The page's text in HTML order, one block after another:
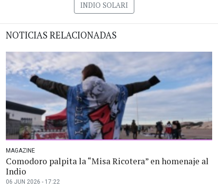
INDIO SOLARI
NOTICIAS RELACIONADAS
MAGAZINE
Comodoro palpita la “Misa Ricotera” en homenaje al
Indio
06 JUN 2026 - 17:22